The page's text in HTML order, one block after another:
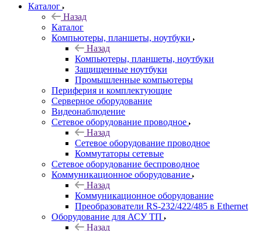
Каталог
Назад
Каталог
Компьютеры, планшеты, ноутбуки
Назад
Компьютеры, планшеты, ноутбуки
Защищенные ноутбуки
Промышленные компьютеры
Периферия и комплектующие
Серверное оборудование
Видеонаблюдение
Сетевое оборудование проводное
Назад
Сетевое оборудование проводное
Коммутаторы сетевые
Сетевое оборудование беспроводное
Коммуникационное оборудование
Назад
Коммуникационное оборудование
Преобразователи RS-232/422/485 в Ethernet
Оборудование для АСУ ТП
Назад